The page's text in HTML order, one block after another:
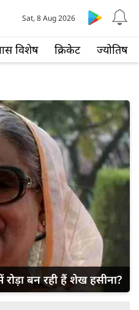
विशेष क्रिकेट ज्योतिष
Sat, 8 Aug 2026
बन रही हैं शेख हसीना?